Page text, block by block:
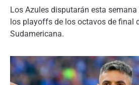
Los Azules disputarán esta
los playoffs de los octavos de final
Sudamericana.